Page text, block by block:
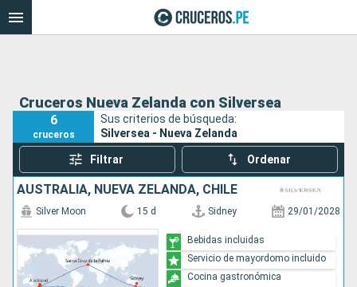
Cruceros Nueva Zelanda con Silversea
6
cruceros
Sus criterios de búsqueda:
Silversea - Nueva Zelanda
Filtrar Ordenar
AUSTRALIA, NUEVA ZELANDA, CHILE
Silver Moon 15 d Sidney 29/01/2028
Bebidas incluidas
Servicio de mayordomo incluido
Cocina gastronómica